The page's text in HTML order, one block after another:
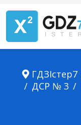
ГДЗІстер7
ДСР № 3